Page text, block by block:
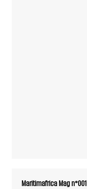
Maritimafrica Mag n°001